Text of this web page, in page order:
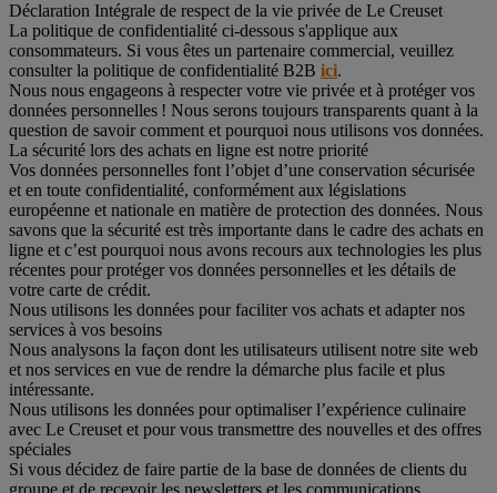
Déclaration Intégrale de respect de la vie privée de Le Creuset
La politique de confidentialité ci-dessous s'applique aux
consommateurs. Si vous êtes un partenaire commercial, veuillez
consulter la politique de confidentialité B2B ici.
Nous nous engageons à respecter votre vie privée et à protéger vos
données personnelles ! Nous serons toujours transparents quant à la
question de savoir comment et pourquoi nous utilisons vos données.
La sécurité lors des achats en ligne est notre priorité
Vos données personnelles font l’objet d’une conservation sécurisée
et en toute confidentialité, conformément aux législations
européenne et nationale en matière de protection des données. Nous
savons que la sécurité est très importante dans le cadre des achats en
ligne et c’est pourquoi nous avons recours aux technologies les plus
récentes pour protéger vos données personnelles et les détails de
votre carte de crédit.
Nous utilisons les données pour faciliter vos achats et adapter nos
services à vos besoins
Nous analysons la façon dont les utilisateurs utilisent notre site web
et nos services en vue de rendre la démarche plus facile et plus
intéressante.
Nous utilisons les données pour optimaliser l’expérience culinaire
avec Le Creuset et pour vous transmettre des nouvelles et des offres
spéciales
Si vous décidez de faire partie de la base de données de clients du